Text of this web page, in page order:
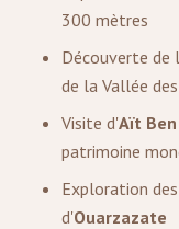
300 mètres
Découverte de
de la Vallée
Visite d'Aït
patrimoine
Exploration
d'Ouarzazate